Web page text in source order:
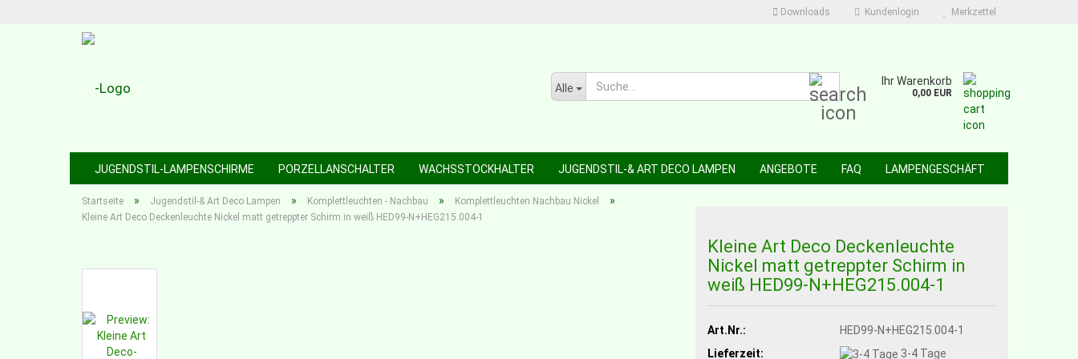
Downloads Kundenlogin Merkzettel
Alle
Ihr Warenkorb
0,00 EUR
JUGENDSTIL-LAMPENSCHIRME PORZELLANSCHALTER WACHSSTOCKHALTER JUGENDSTIL-& ART DECO LAMPEN ANGEBOTE FAQ LAMPENGESCHÄFT
Startseite » Jugendstil-& Art Deco Lampen » Komplettleuchten - Nachbau » Komplettleuchten Nachbau Nickel »
Kleine Art Deco Deckenleuchte Nickel matt getreppter Schirm in weiß HED99-N+HEG215.004-1
Kleine Art Deco Deckenleuchte
Nickel matt getreppter Schirm in
weiß HED99-N+HEG215.004-1
Art.Nr.:
HED99-N+HEG215.004-1
Lieferzeit:
3-4 Tage